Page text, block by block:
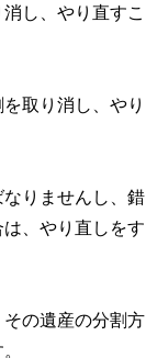
し、やり直すこ
取り消し、やり
りませんし、錯
、やり直しをす
の遺産の分割方